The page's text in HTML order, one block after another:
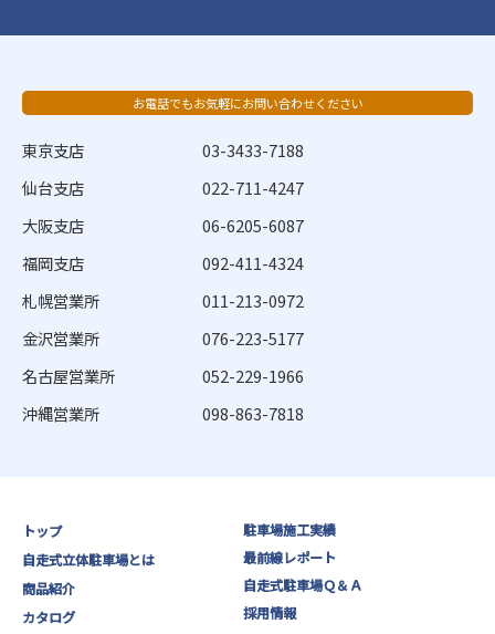
お電話でもお気軽にお問い合わせください
東京支店
03-3433-7188
仙台支店
022-711-4247
大阪支店
06-6205-6087
福岡支店
092-411-4324
札幌営業所
011-213-0972
金沢営業所
076-223-5177
名古屋営業所
052-229-1966
沖縄営業所
098-863-7818
トップ
自走式立体駐車場とは
商品紹介
カタログ
駐車場施工実績
最前線レポート
自走式駐車場Ｑ＆Ａ
採用情報